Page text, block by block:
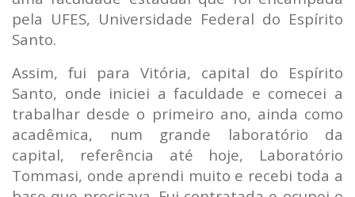
pela UFES, Universidade Federal do Espírito
Santo.
Assim, fui para Vitória, capital do Espírito
Santo, onde iniciei a faculdade e comecei a
trabalhar desde o primeiro ano, ainda como
acadêmica, num grande laboratório da
capital, referência até hoje, Laboratório
Tommasi, onde aprendi muito e recebi toda a